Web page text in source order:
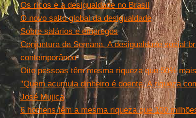
Os ricos e a desigualdade no Brasil
O novo salto global da desigualdade
Sobre salários e empregos
Conjuntura da Semana. A desigualdade social
contemporâneo
Oito pessoas têm mesma riqueza que 50%
"Quem acumula dinheiro é doente. A riqueza
José Mujica
6 homens têm a mesma riqueza que 100